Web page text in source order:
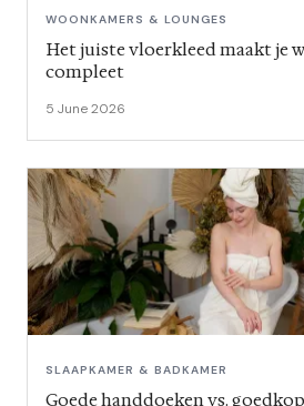
WOONKAMERS & LOUNGES
Het juiste vloerkleed maakt je
compleet
5 June 2026
SLAAPKAMER & BADKAMER
Goede handdoeken vs.